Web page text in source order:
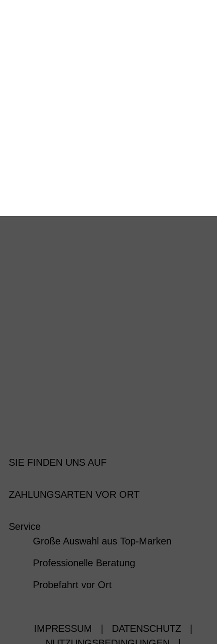
SIE FINDEN UNS AUF
ZAHLUNGSARTEN VOR ORT
Service
Große Auswahl aus Top-Marken
Professionelle Beratung
Probefahrt vor Ort
IMPRESSUM DATENSCHUTZ